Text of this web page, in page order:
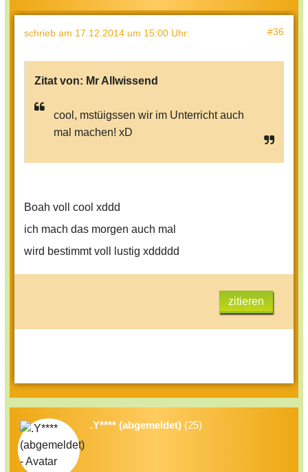
schrieb am 17.12.2014 um 15:00 Uhr: #36
Zitat von: Mr Allwissend
cool, mstüigssen wir im Unterricht auch
mal machen! xD
Boah voll cool xddd
ich mach das morgen auch mal
wird bestimmt voll lustig xddddd
zitieren
.Y**** (abgemeldet) (25)